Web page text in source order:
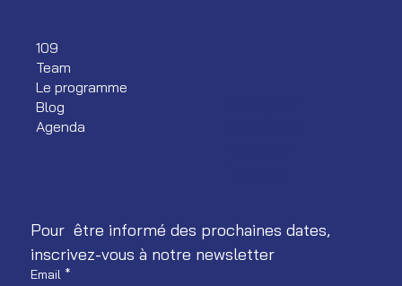
Pour  être informé des prochaines dates,
inscrivez-vous à notre newsletter
Email *
109
Team
Le programme
Blog
Agenda